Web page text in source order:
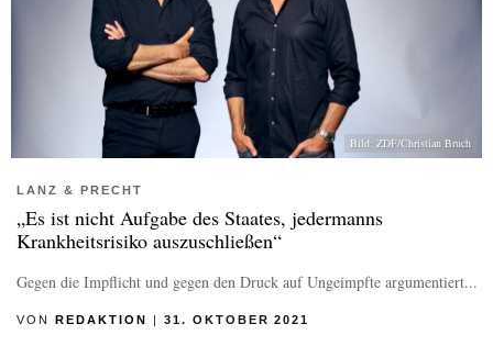
Bild: ZDF/Christian Bruch
LANZ & PRECHT
„Es ist nicht Aufgabe des Staates, jedermanns
Krankheitsrisiko auszuschließen“
Gegen die Impflicht und gegen den Druck auf Ungeimpfte argumentiert...
VON REDAKTION 31. OKTOBER 2021